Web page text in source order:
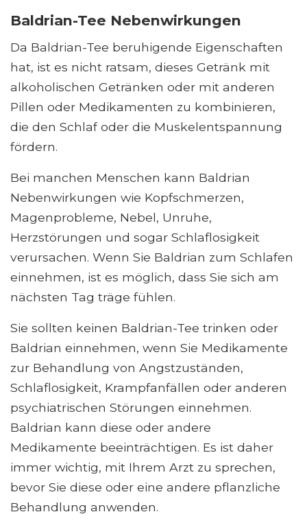
Baldrian-Tee Nebenwirkungen
Da Baldrian-Tee beruhigende Eigenschaften
hat, ist es nicht ratsam, dieses Getränk mit
alkoholischen Getränken oder mit anderen
Pillen oder Medikamenten zu kombinieren,
die den Schlaf oder die Muskelentspannung
fördern.
Bei manchen Menschen kann Baldrian
Nebenwirkungen wie Kopfschmerzen,
Magenprobleme, Nebel, Unruhe,
Herzstörungen und sogar Schlaflosigkeit
verursachen. Wenn Sie Baldrian zum Schlafen
einnehmen, ist es möglich, dass Sie sich am
nächsten Tag träge fühlen.
Sie sollten keinen Baldrian-Tee trinken oder
Baldrian einnehmen, wenn Sie Medikamente
zur Behandlung von Angstzuständen,
Schlaflosigkeit, Krampfanfällen oder anderen
psychiatrischen Störungen einnehmen.
Baldrian kann diese oder andere
Medikamente beeinträchtigen. Es ist daher
immer wichtig, mit Ihrem Arzt zu sprechen,
bevor Sie diese oder eine andere pflanzliche
Behandlung anwenden.